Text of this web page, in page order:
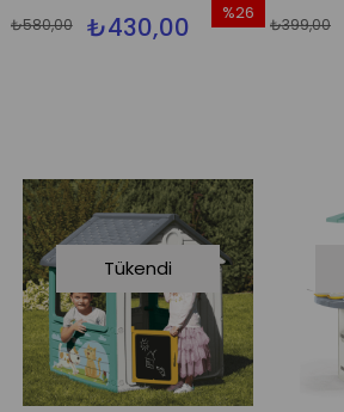
₺430,00
₺580,00
%26
₺399,00
Tükendi